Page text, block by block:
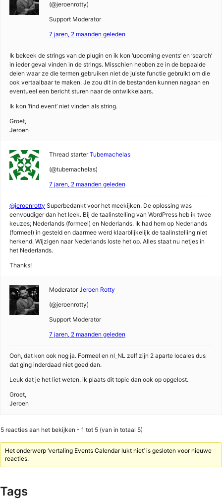
(@jeroenrotty)
Support Moderator
7 jaren, 2 maanden geleden
Ik bekeek de strings van de plugin en ik kon ‘upcoming events’ en ‘search’
in ieder geval vinden in de strings. Misschien hebben ze in de bepaalde
delen waar ze die termen gebruiken niet de juiste functie gebruikt om die
ook vertaalbaar te maken. Je zou dit in de bestanden kunnen nagaan en
eventueel een bericht sturen naar de ontwikkelaars.
Ik kon ‘find event’ niet vinden als string.
Groet,
Jeroen
Thread starter Tubemachelas
(@tubemachelas)
7 jaren, 2 maanden geleden
@jeroenrotty Superbedankt voor het meekijken. De oplossing was
eenvoudiger dan het leek. Bij de taalinstelling van WordPress heb ik twee
keuzes; Nederlands (formeel) en Nederlands. Ik had hem op Nederlands
(formeel) in gesteld en daarmee werd klaarblijkelijk de taalinstelling niet
herkend. Wijzigen naar Nederlands loste het op. Alles staat nu netjes in
het Nederlands.
Thanks!
Moderator Jeroen Rotty
(@jeroenrotty)
Support Moderator
7 jaren, 2 maanden geleden
Ooh, dat kon ook nog ja. Formeel en nl_NL zelf zijn 2 aparte locales dus
dat ging inderdaad niet goed dan.
Leuk dat je het liet weten, ik plaats dit topic dan ook op opgelost.
Groet,
Jeroen
5 reacties aan het bekijken - 1 tot 5 (van in totaal 5)
Het onderwerp ‘vertaling Events Calendar lukt niet’ is gesloten voor nieuwe
reacties.
Tags